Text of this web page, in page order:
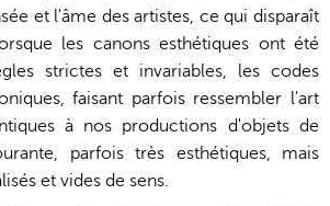
et l'âme des artistes, ce qui disparaît
les canons esthétiques ont été
strictes et invariables, les codes
faisant parfois ressembler l'art
à nos productions d'objets de
parfois très esthétiques, mais
et vides de sens.